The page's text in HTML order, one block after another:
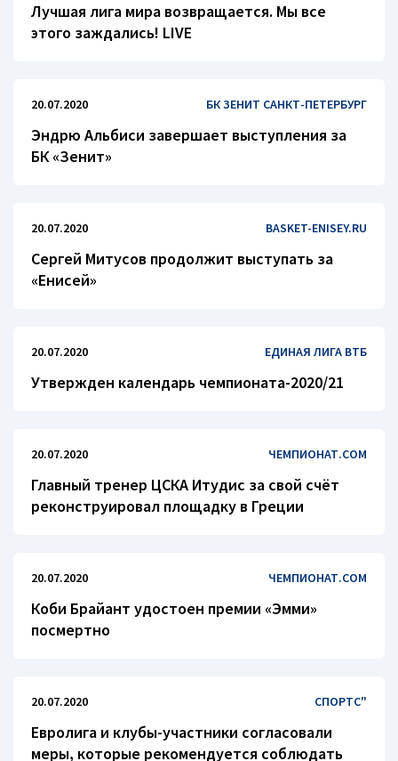
Лучшая лига мира возвращается. Мы все
этого заждались! LIVE
20.07.2020 БК ЗЕНИТ САНКТ-ПЕТЕРБУРГ
Эндрю Альбиси завершает выступления за
БК «Зенит»
20.07.2020 BASKET-ENISEY.RU
Сергей Митусов продолжит выступать за
«Енисей»
20.07.2020 ЕДИНАЯ ЛИГА ВТБ
Утвержден календарь чемпионата-2020/21
20.07.2020 ЧЕМПИОНАТ.COM
Главный тренер ЦСКА Итудис за свой счёт
реконструировал площадку в Греции
20.07.2020 ЧЕМПИОНАТ.COM
Коби Брайант удостоен премии «Эмми»
посмертно
20.07.2020 СПОРТС"
Евролига и клубы-участники согласовали
меры, которые рекомендуется соблюдать